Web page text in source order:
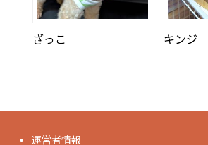
ざっこ キンジ
運営者情報